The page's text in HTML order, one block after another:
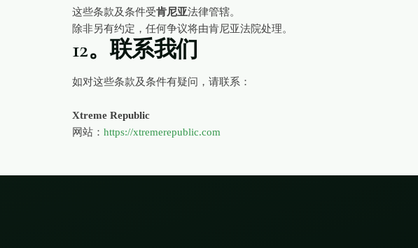
这些条款及条件受肯尼亚法律管辖。
除非另有约定，任何争议将由肯尼亚法院处理。
12。联系我们
如对这些条款及条件有疑问，请联系：
Xtreme Republic
网站： https://xtremerepublic.com